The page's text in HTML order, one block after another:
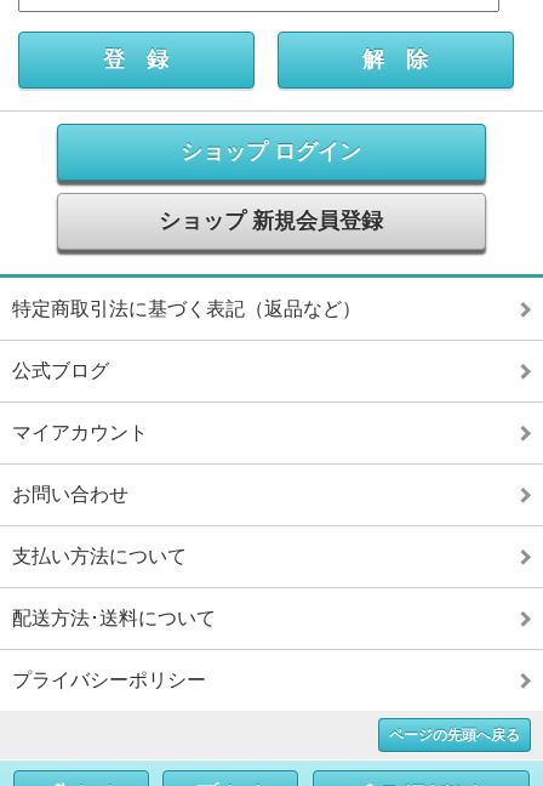
ショップ ログイン
ショップ 新規会員登録
特定商取引法に基づく表記（返品など）
公式ブログ
マイアカウント
お問い合わせ
支払い方法について
配送方法･送料について
プライバシーポリシー
ページの先頭へ戻る